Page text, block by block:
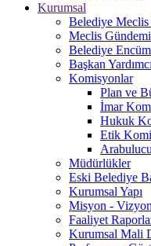
Kurumsal
Belediye
Meclis
Belediye
Başkan
Komisyonlar
Plan ve
İmar
Hukuk
Etik
Müdürlükler
Eski Belediye
Kurumsal Yapı
Misyon - Vizyon
Faaliyet
Kurumsal Mali